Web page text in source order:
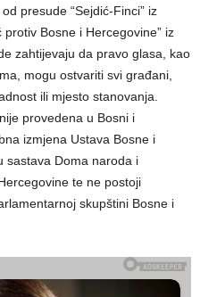
presude “Sejdić-Finci” iz
Bosne i Hercegovine” iz
zahtijevaju da pravo glasa, kao
mogu ostvariti svi građani,
ili mjesto stanovanja.
provedena u Bosni i
izmjena Ustava Bosne i
sastava Doma naroda i
te ne postoji
skupštini Bosne i